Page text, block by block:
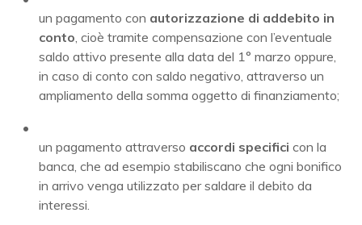
un pagamento con autorizzazione di addebito in
conto , cioè tramite compensazione con l’eventuale
saldo attivo presente alla data del 1° marzo oppure,
in caso di conto con saldo negativo, attraverso un
ampliamento della somma oggetto di finanziamento;
un pagamento attraverso accordi specifici con la
banca, che ad esempio stabiliscano che ogni bonifico
in arrivo venga utilizzato per saldare il debito da
interessi.